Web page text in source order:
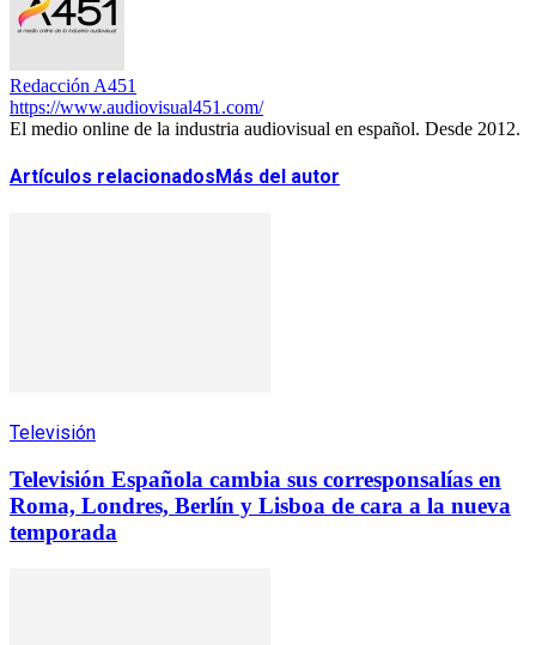
Redacción A451
https://www.audiovisual451.com/
El medio online de la industria audiovisual en español. Desde 2012.
Artículos relacionadosMás del autor
Televisión
Televisión Española cambia sus corresponsalías en
Roma, Londres, Berlín y Lisboa de cara a la nueva
temporada